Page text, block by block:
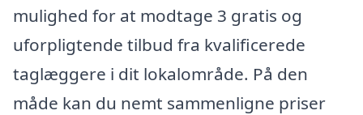
mulighed for at modtage 3 gratis og
uforpligtende tilbud fra kvalificerede
taglæggere i dit lokalområde. På den
måde kan du nemt sammenligne priser